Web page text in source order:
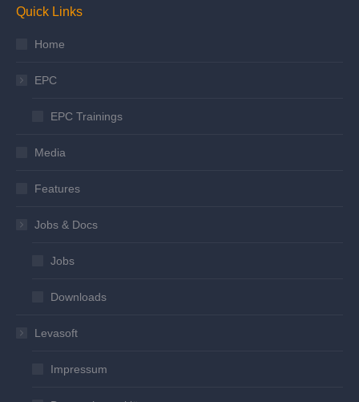
Quick Links
Home
EPC
EPC Trainings
Media
Features
Jobs & Docs
Jobs
Downloads
Levasoft
Impressum